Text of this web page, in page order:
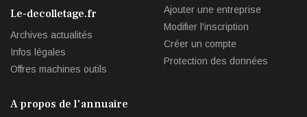
Le-decolletage.fr
Archives actualités
Infos légales
Offres machines outils
Ajouter une entreprise
Modifier l'inscription
Créer un compte
Protection des données
A propos de l'annuaire